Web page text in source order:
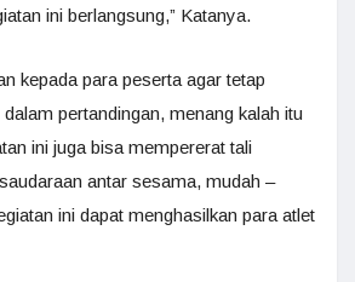
ini berlangsung,” Katanya.
kepada para peserta agar tetap
pertandingan, menang kalah itu
ini juga bisa mempererat tali
antar sesama, mudah –
ini dapat menghasilkan para atlet